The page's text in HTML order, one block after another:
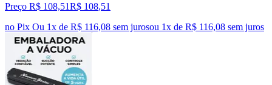
Preço R$ 108,51R$ 108,51
no Pix Ou 1x de R$ 116,08 sem jurosou 1x de R$ 116,08 sem juros